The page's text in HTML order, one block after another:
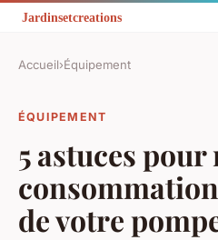
Accueil›Équipement
ÉQUIPEMENT
5 astuces
de votre